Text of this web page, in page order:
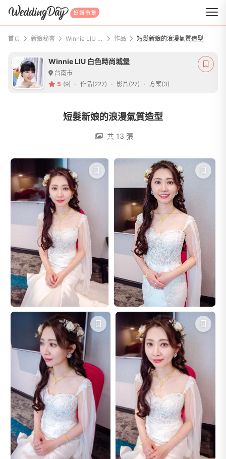
WeddingDay 好婚市集
首頁 新娘秘書 Winnie LIU 白色時尚城堡 作品 短髮新娘的浪漫氣質造型
Winnie LIU 白色時尚城堡
台南市
5 (9) 作品(227) 影片(27) 方案(3)
短髮新娘的浪漫氣質造型
共 13 張